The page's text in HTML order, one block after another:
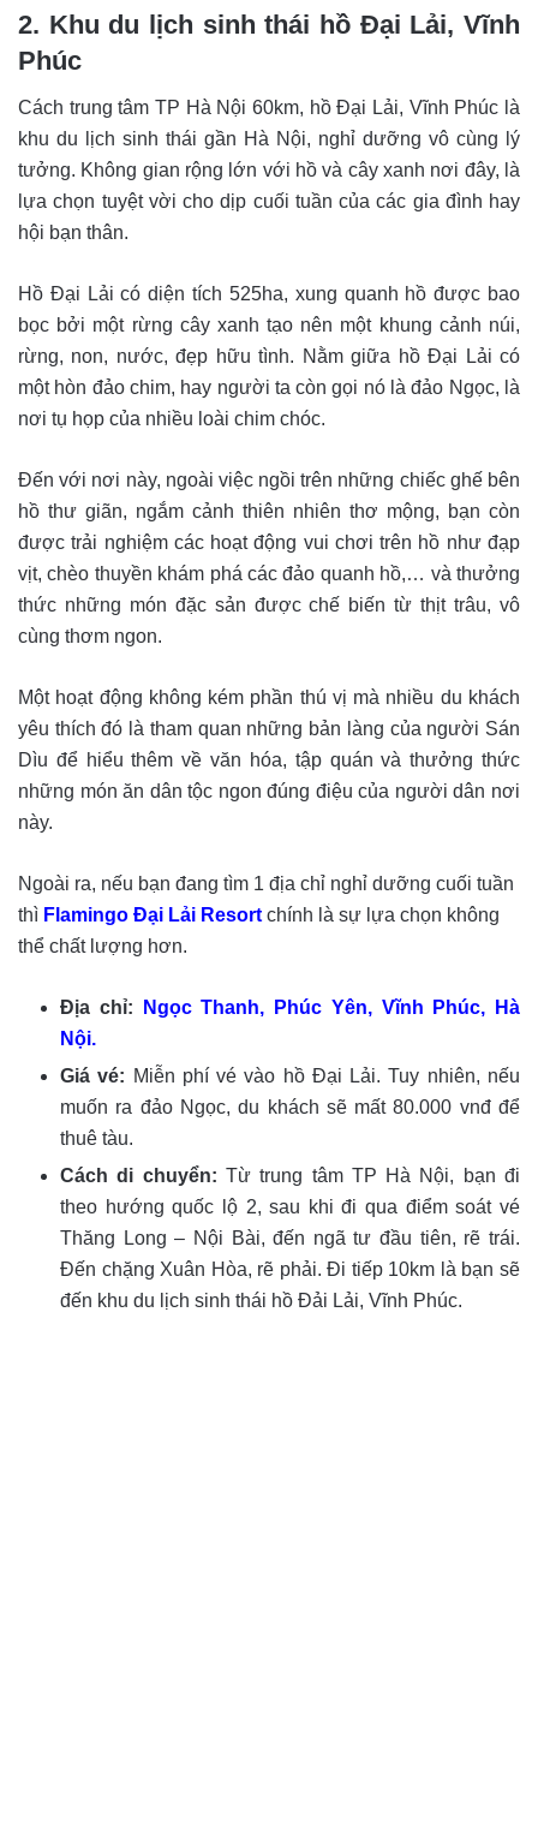
2. Khu du lịch sinh thái hồ Đại Lải, Vĩnh
Phúc
Cách trung tâm TP Hà Nội 60km, hồ Đại Lải, Vĩnh Phúc là
khu du lịch sinh thái gần Hà Nội, nghỉ dưỡng vô cùng lý
tưởng. Không gian rộng lớn với hồ và cây xanh nơi đây, là
lựa chọn tuyệt vời cho dịp cuối tuần của các gia đình hay
hội bạn thân.
Hồ Đại Lải có diện tích 525ha, xung quanh hồ được bao
bọc bởi một rừng cây xanh tạo nên một khung cảnh núi,
rừng, non, nước, đẹp hữu tình. Nằm giữa hồ Đại Lải có
một hòn đảo chim, hay người ta còn gọi nó là đảo Ngọc, là
nơi tụ họp của nhiều loài chim chóc.
Đến với nơi này, ngoài việc ngồi trên những chiếc ghế bên
hồ thư giãn, ngắm cảnh thiên nhiên thơ mộng, bạn còn
được trải nghiệm các hoạt động vui chơi trên hồ như đạp
vịt, chèo thuyền khám phá các đảo quanh hồ,… và thưởng
thức những món đặc sản được chế biến từ thịt trâu, vô
cùng thơm ngon.
Một hoạt động không kém phần thú vị mà nhiều du khách
yêu thích đó là tham quan những bản làng của người Sán
Dìu để hiểu thêm về văn hóa, tập quán và thưởng thức
những món ăn dân tộc ngon đúng điệu của người dân nơi
này.
Ngoài ra, nếu bạn đang tìm 1 địa chỉ nghỉ dưỡng cuối tuần
thì Flamingo Đại Lải Resort chính là sự lựa chọn không
thể chất lượng hơn.
Địa chỉ:
Ngọc Thanh, Phúc Yên, Vĩnh Phúc, Hà
Nội.
Giá vé: Miễn phí vé vào hồ Đại Lải. Tuy nhiên, nếu
muốn ra đảo Ngọc, du khách sẽ mất 80.000 vnđ để
thuê tàu.
Cách di chuyển: Từ trung tâm TP Hà Nội, bạn đi
theo hướng quốc lộ 2, sau khi đi qua điểm soát vé
Thăng Long – Nội Bài, đến ngã tư đầu tiên, rẽ trái.
Đến chặng Xuân Hòa, rẽ phải. Đi tiếp 10km là bạn sẽ
đến khu du lịch sinh thái hồ Đải Lải, Vĩnh Phúc.